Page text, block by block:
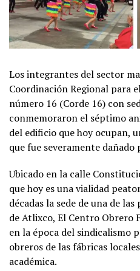
Los integrantes del sector
Coordinación Regional para
número 16 (Corde 16) con
conmemoraron el séptimo
del edificio que hoy ocupan,
que fue severamente dañado
Ubicado en la calle
que hoy es una vialidad
décadas la sede de una de
de Atlixco, El Centro Obrero
en la época del sindicalismo
obreros de las fábricas
académica.